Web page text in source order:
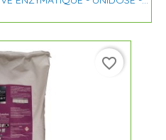
favorite_border